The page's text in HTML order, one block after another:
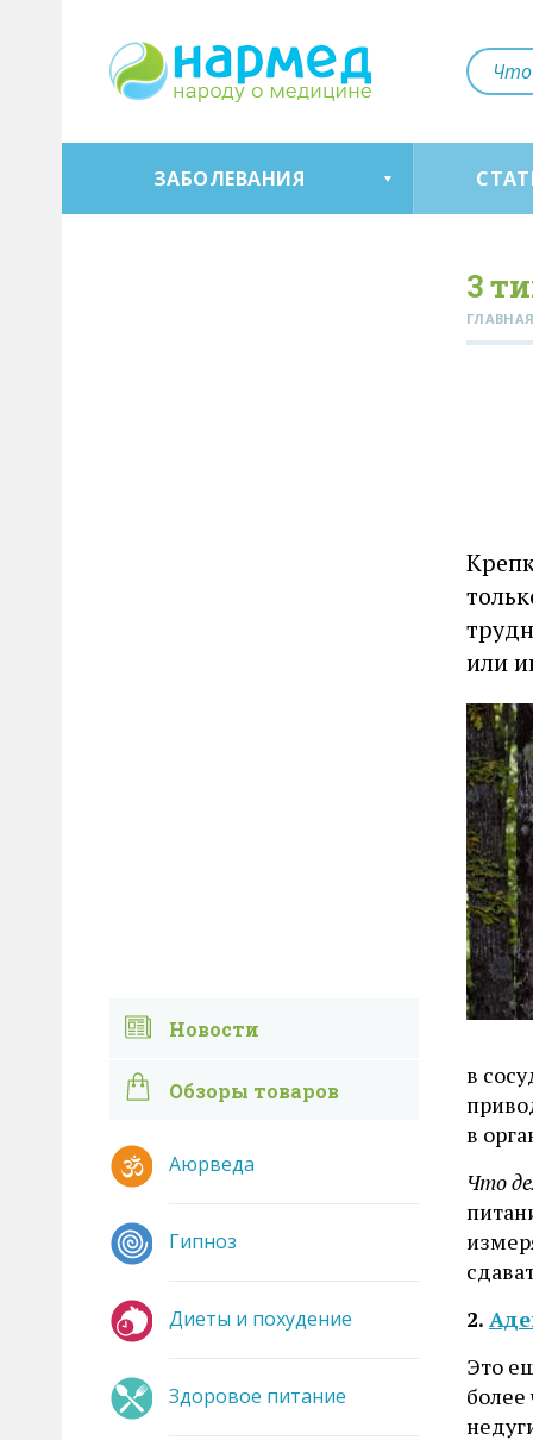
ЗАБОЛЕВАНИЯ
3
или
в
в
Что
2.
Это
Новости
Обзоры товаров
Аюрведа
Гипноз
Диеты и похудение
Здоровое питание